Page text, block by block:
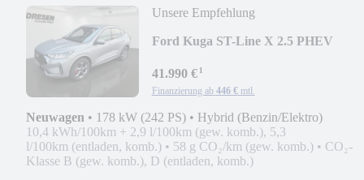
Unsere Empfehlung
Ford Kuga ST-Line X 2.5 PHEV
41.990 €¹
Finanzierung ab 446 € mtl.
Neuwagen • 178 kW (242 PS) • Hybrid (Benzin/Elektro)
10,4 kWh/100km + 2,9 l/100km (gew. komb.), 5,3
l/100km (entladen, komb.) • 58 g CO₂/km (gew. komb.) • CO₂-
Klasse B (gew. komb.), D (entladen, komb.)